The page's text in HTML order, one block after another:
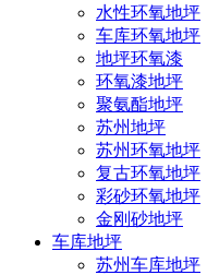
水性环氧地坪
车库环氧地坪
地坪环氧漆
环氧漆地坪
聚氨酯地坪
苏州地坪
苏州环氧地坪
复古环氧地坪
彩砂环氧地坪
金刚砂地坪
车库地坪
苏州车库地坪